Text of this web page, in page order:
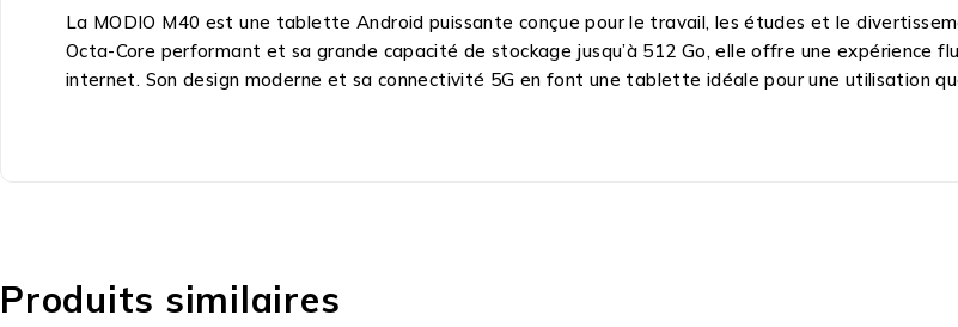
La MODIO M40 est une tablette Android puissante conçue pour le travail, les études et le
Octa-Core performant et sa grande capacité de stockage jusqu’à 512 Go, elle offre une expérience
internet. Son design moderne et sa connectivité 5G en font une tablette idéale pour une utilisation
Produits similaires